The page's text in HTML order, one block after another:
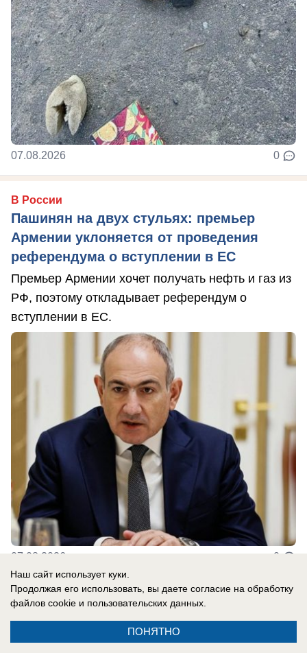
07.08.2026 0
В России
Пашинян на двух стульях: премьер
Армении уклоняется от проведения
референдума о вступлении в ЕС
Премьер Армении хочет получать нефть и газ из
РФ, поэтому откладывает референдум о
вступлении в ЕС.
07.08.2026 0
В России
«Россию? На слабо?»: почему
провалилась игра Трампа с обещанием
Наш сайт использует куки.
Продолжая его использовать, вы даете согласие на обработку
файлов cookie и пользовательских данных.
ПОНЯТНО